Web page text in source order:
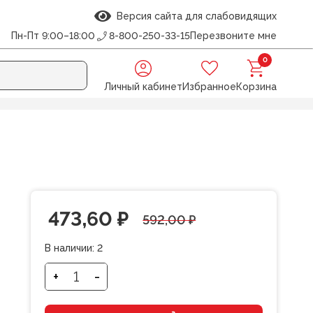
Версия сайта для слабовидящих
Пн-Пт 9:00–18:00 8-800-250-33-15Перезвоните мне
Личный кабинетИзбранное
0
Корзина
на кольцах
592,00₽
Первоначальная
цена
составляла
592,00 ₽.
473,60₽
Текущая
цена:
473,60 ₽.
В наличии:2
+
Количество
-